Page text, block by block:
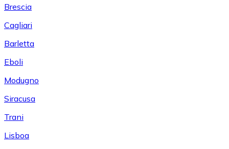
Brescia
Cagliari
Barletta
Eboli
Modugno
Siracusa
Trani
Lisboa